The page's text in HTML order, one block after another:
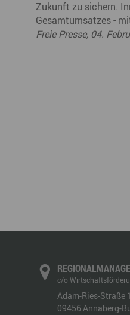
Zukunft zu sichern.
Gesamtumsatzes -
Freie Presse, 04.
c/o
Adam-Ries-Straße
09456 Annaberg-